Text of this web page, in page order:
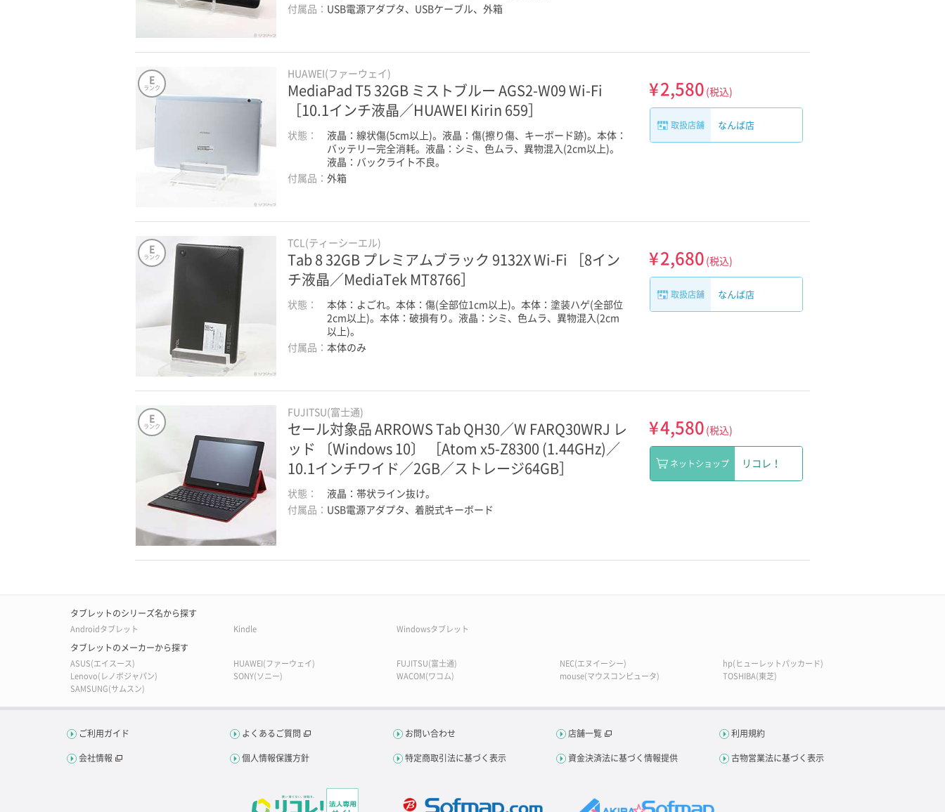
付属品： USB電源アダプタ、USBケーブル、外箱
E
ランク
HUAWEI(ファーウェイ)
MediaPad T5 32GB ミストブルー AGS2-W09 Wi-Fi
［10.1インチ液晶／HUAWEI Kirin 659］
状態：
液晶：線状傷(5cm以上)。液晶：傷(擦り傷、キーボード跡)。本体：
バッテリー完全消耗。液晶：シミ、色ムラ、異物混入(2cm以上)。
液晶：バックライト不良。
付属品：外箱
¥2,580 (税込)
取扱店舗 なんば店
E
ランク
TCL(ティーシーエル)
Tab 8 32GB プレミアムブラック 9132X Wi-Fi ［8イン
チ液晶／MediaTek MT8766］
状態：
本体：よごれ。本体：傷(全部位1cm以上)。本体：塗装ハゲ(全部位
2cm以上)。本体：破損有り。液晶：シミ、色ムラ、異物混入(2cm
以上)。
付属品：本体のみ
¥2,680 (税込)
取扱店舗 なんば店
E
ランク
FUJITSU(富士通)
セール対象品 ARROWS Tab QH30／W FARQ30WRJ レ
ッド 〔Windows 10〕 ［Atom x5-Z8300 (1.44GHz)／
10.1インチワイド／2GB／ストレージ64GB］
状態：
液晶：帯状ライン抜け。
付属品： USB電源アダプタ、着脱式キーボード
¥4,580 (税込)
ネットショップ リコレ！
タブレットのシリーズ名から探す
Androidタブレット Kindle Windowsタブレット
タブレットのメーカーから探す
ASUS(エイスース) HUAWEI(ファーウェイ) FUJITSU(富士通) NEC(エヌイーシー)
hp(ヒューレットパッカード)
Lenovo(レノボジャパン)
SONY(ソニー) WACOM(ワコム) mouse(マウスコンピュータ)
TOSHIBA(東芝)
SAMSUNG(サムスン)
ご利用ガイド よくあるご質問 お問い合わせ 店舗一覧
利用規約
会社情報
個人情報保護方針 特定商取引法に基づく表示 資金決済法に基づく情報提供 古物営業法に基づく表示